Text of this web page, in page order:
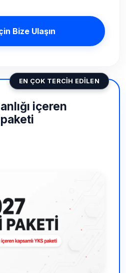
Bize Ulaşın
EN ÇOK TERCİH EDİLEN
içeren